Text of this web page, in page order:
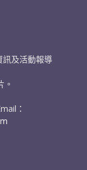
及活動報導
。
：